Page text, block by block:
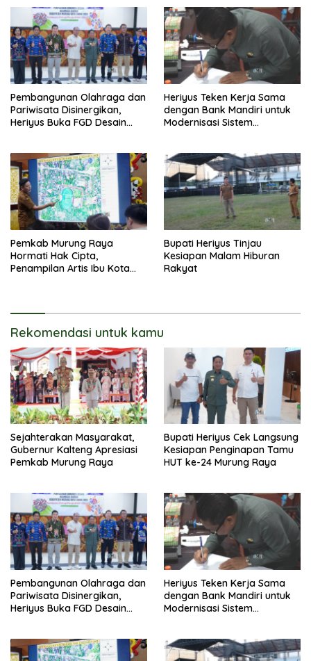
Pembangunan Olahraga dan
Pariwisata Disinergikan,
Heriyus Buka FGD Desain
Heriyus Teken Kerja Sama
dengan Bank Mandiri untuk
Modernisasi Sistem
Pemkab Murung Raya
Hormati Hak Cipta,
Penampilan Artis Ibu Kota
Bupati Heriyus Tinjau
Kesiapan Malam Hiburan
Rakyat
Rekomendasi untuk kamu
Sejahterakan Masyarakat,
Gubernur Kalteng Apresiasi
Pemkab Murung Raya
Bupati Heriyus Cek Langsung
Kesiapan Penginapan Tamu
HUT ke-24 Murung Raya
Pembangunan Olahraga dan
Pariwisata Disinergikan,
Heriyus Buka FGD Desain
Heriyus Teken Kerja Sama
dengan Bank Mandiri untuk
Modernisasi Sistem